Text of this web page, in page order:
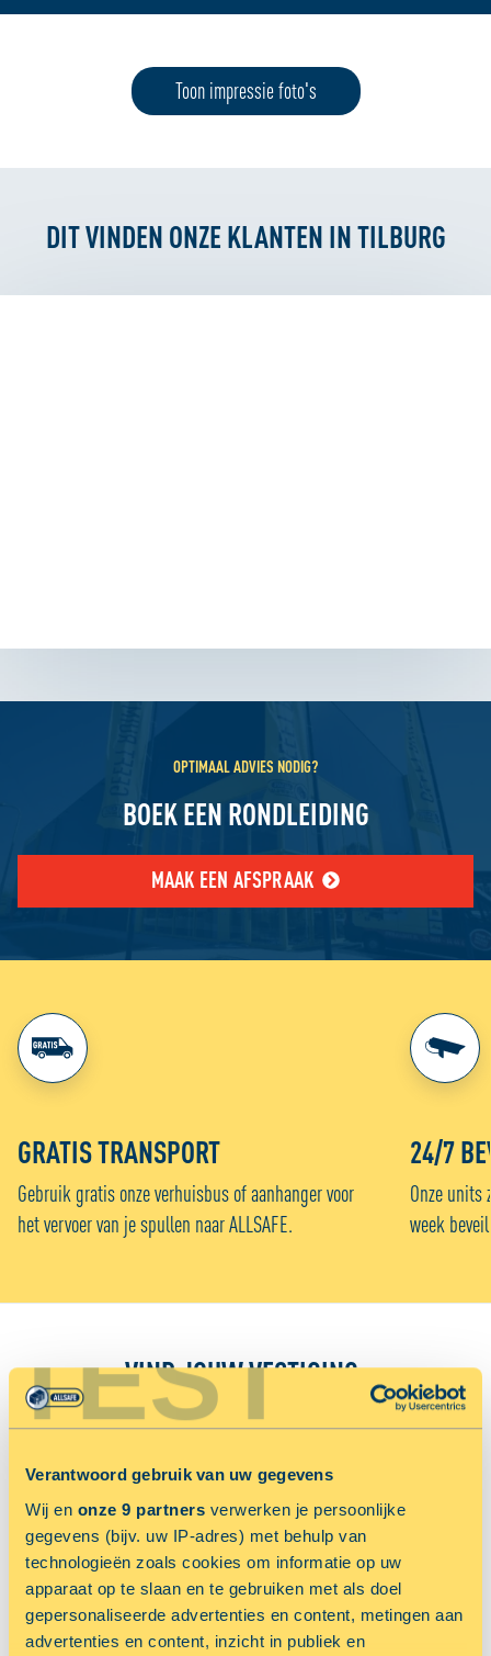
TEST
Verantwoord gebruik van uw gegevens
Wij en onze 9 partners verwerken je persoonlijke
gegevens (bijv. uw IP-adres) met behulp van
technologieën zoals cookies om informatie op uw
apparaat op te slaan en te gebruiken met als doel
gepersonaliseerde advertenties en content, metingen aan
advertenties en content, inzicht in publiek en
Toon impressie foto's
DIT VINDEN ONZE KLANTEN IN TILBURG
OPTIMAAL ADVIES NODIG?
BOEK EEN RONDLEIDING
MAAK EEN AFSPRAAK
GRATIS TRANSPORT
Gebruik gratis onze verhuisbus of aanhanger voor
het vervoer van je spullen naar ALLSAFE.
24/7
Onze units
week
VIND JOUW VESTIGING:
Sorteer op
Jouw locatiediensten zijn uitgeschakeld.
Schakel jouw locatiediensten in om deze functie te gebruiken.
TOON OP KAART